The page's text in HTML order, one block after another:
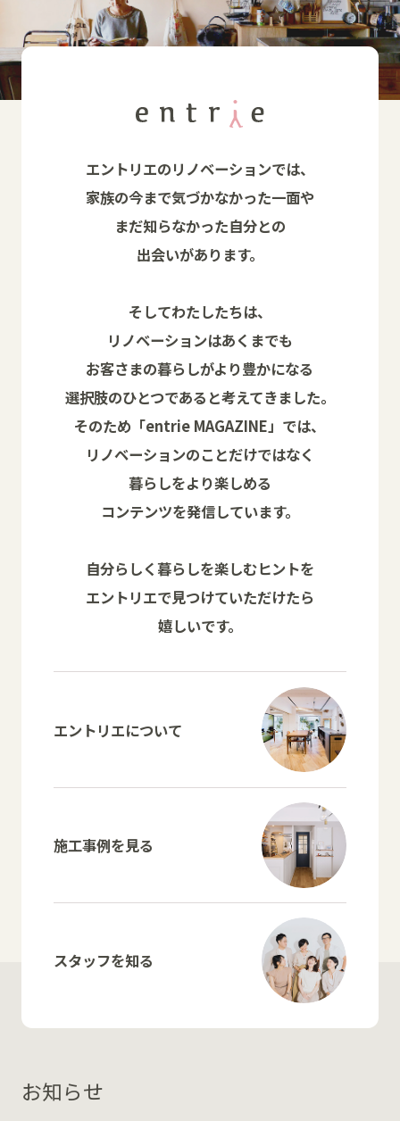
エントリエのリノベーションでは、
家族の今まで気づかなかった一面や
まだ知らなかった自分との
出会いがあります。
そしてわたしたちは、
リノベーションはあくまでも
お客さまの暮らしがより豊かになる
選択肢のひとつであると考えてきました。
そのため「entrie MAGAZINE」では、
リノベーションのことだけではなく
暮らしをより楽しめる
コンテンツを発信しています。
自分らしく暮らしを楽しむヒントを
エントリエで見つけていただけたら
嬉しいです。
エントリエについて
施工事例を見る
スタッフを知る
お知らせ